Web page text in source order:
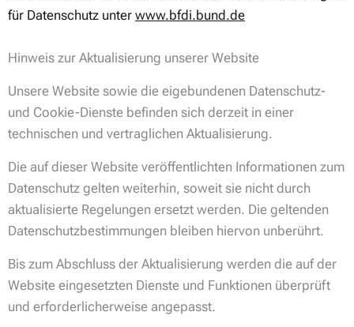
für Datenschutz unter www.bfdi.bund.de
Hinweis zur Aktualisierung unserer Website
Unsere Website sowie die eigebundenen Datenschutz-
und Cookie-Dienste befinden sich derzeit in einer
technischen und vertraglichen Aktualisierung.
Die auf dieser Website veröffentlichten Informationen zum
Datenschutz gelten weiterhin, soweit sie nicht durch
aktualisierte Regelungen ersetzt werden. Die geltenden
Datenschutzbestimmungen bleiben hiervon unberührt.
Bis zum Abschluss der Aktualisierung werden die auf der
Website eingesetzten Dienste und Funktionen überprüft
und erforderlicherweise angepasst.